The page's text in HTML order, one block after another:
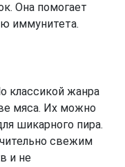
Она помогает
иммунитета.
классикой жанра
мяса. Их можно
шикарного пира.
свежим
и не